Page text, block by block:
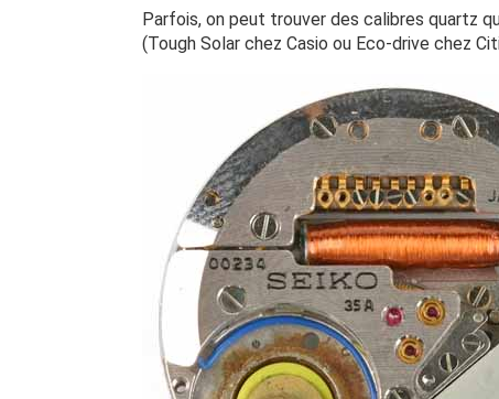
Parfois, on peut trouver des calibres quartz
(Tough Solar chez Casio ou Eco-drive chez